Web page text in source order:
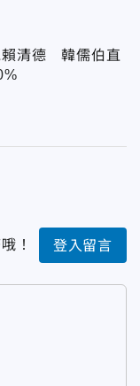
賴清德 韓儒伯直
！ 登入留言